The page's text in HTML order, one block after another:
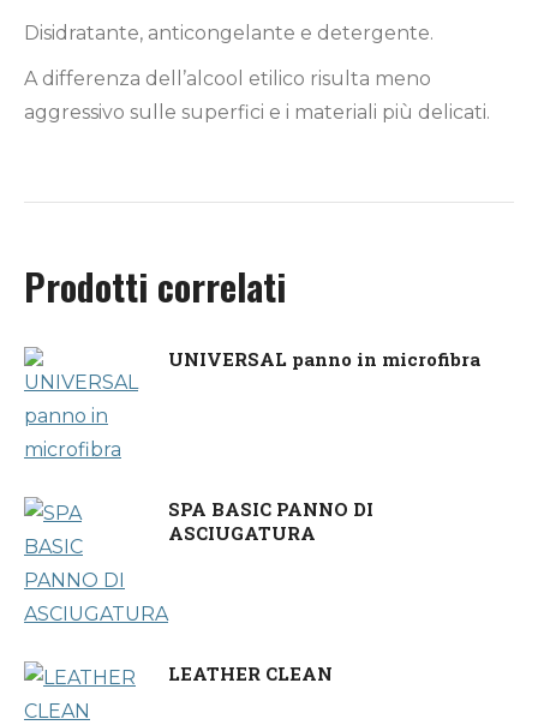
Disidratante, anticongelante e detergente.
A differenza dell’alcool etilico risulta meno
aggressivo sulle superfici e i materiali più delicati.
Prodotti correlati
UNIVERSAL panno in microfibra
SPA BASIC PANNO DI
ASCIUGATURA
LEATHER CLEAN